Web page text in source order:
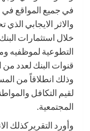
في جميع المواقع في
والاثر الايجابي
خلال استثمارات
التطوعية لموظفيه
قنوات البنك لعدد من
وذلك انطلاقاً من
لقيم التكافل
المجتمعية.
وأورد التقريركذلك